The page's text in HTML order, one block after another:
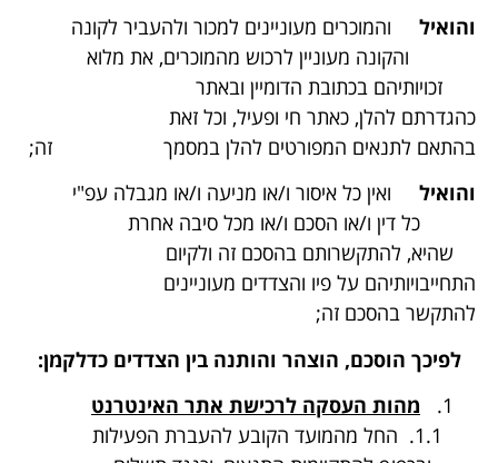
והואיל והמוכרים מעוניינים למכור ולהעביר לקונה
והקונה מעוניין לרכוש מהמוכרים, את מלוא
זכויותיהם בכתובת הדומיין ובאתר
כהגדרתם להלן, כאתר חי ופעיל, וכל זאת
בהתאם לתנאים המפורטים להלן במסמך זה;
והואיל ואין כל איסור ו/או מניעה ו/או מגבלה עפ"י
כל דין ו/או הסכם ו/או מכל סיבה אחרת
שהיא, להתקשרותם בהסכם זה ולקיום
התחייבויותיהם על פיו והצדדים מעוניינים
להתקשר בהסכם זה;
לפיכך הוסכם, הוצהר והותנה בין הצדדים כדלקמן:
מהות העסקה לרכישת אתר האינטרנט
1.1. החל מהמועד הקובע להעברת הפעילות